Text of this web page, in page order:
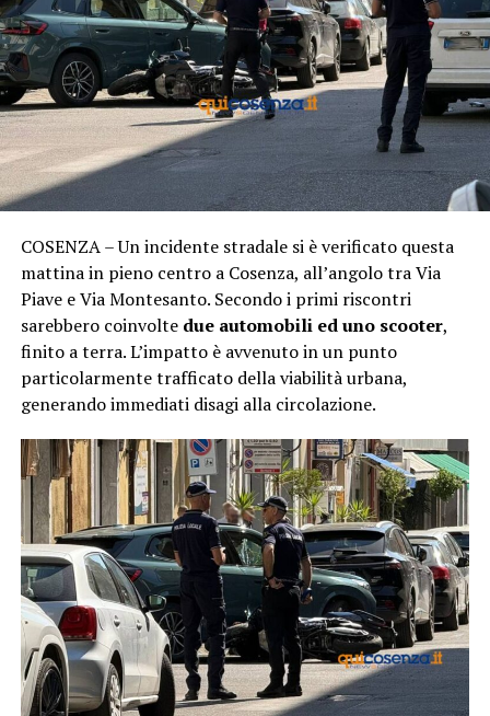
COSENZA – Un incidente stradale si è verificato questa
mattina in pieno centro a Cosenza, all’angolo tra Via
Piave e Via Montesanto. Secondo i primi riscontri
sarebbero coinvolte due automobili ed uno scooter,
finito a terra. L’impatto è avvenuto in un punto
particolarmente trafficato della viabilità urbana,
generando immediati disagi alla circolazione.